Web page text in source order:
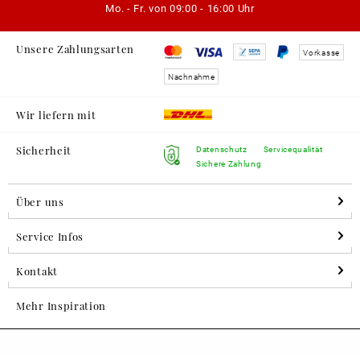
Mo. - Fr. von 09:00 - 16:00 Uhr
Unsere Zahlungsarten Vorkasse
Nachnahme
Wir liefern mit
Sicherheit
Datenschutz
Sichere Zahlung
Servicequalität
Über uns
Service Infos
Kontakt
Mehr Inspiration